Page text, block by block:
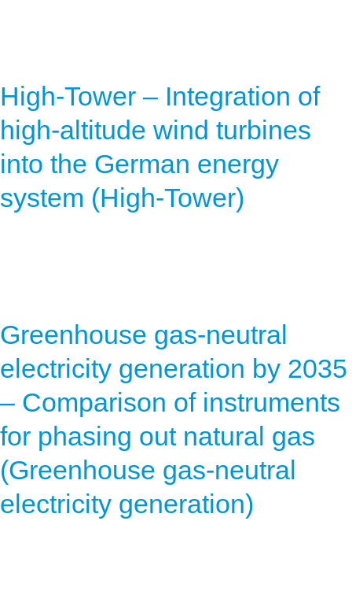
High-Tower – Integration of
high-altitude wind turbines
into the German energy
system (High-Tower)
Greenhouse gas-neutral
electricity generation by 2035
– Comparison of instruments
for phasing out natural gas
(Greenhouse gas-neutral
electricity generation)